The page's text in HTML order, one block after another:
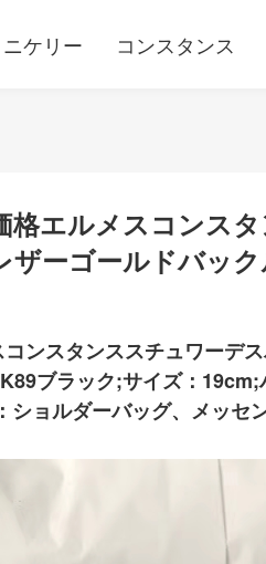
ニケリー コンスタンス
エルメスコンス
ザーゴールドバッ
ンスタンススチュワーデ
ブラック;サイズ：
ョルダーバッグ、メッセ